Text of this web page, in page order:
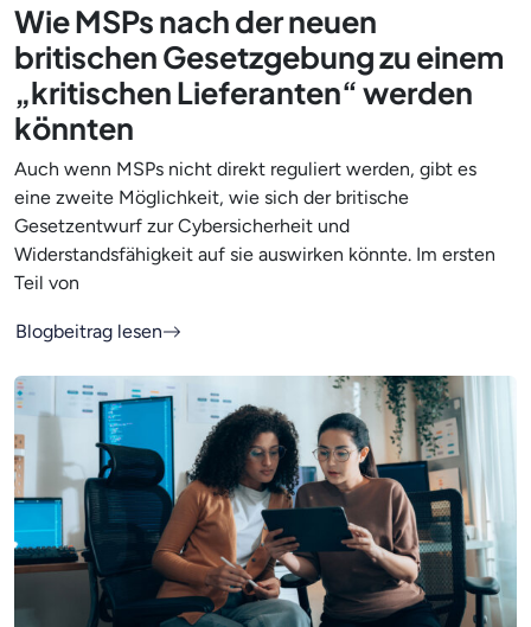
Wie MSPs nach der neuen
britischen Gesetzgebung zu einem
„kritischen Lieferanten“ werden
könnten
Auch wenn MSPs nicht direkt reguliert werden, gibt es
eine zweite Möglichkeit, wie sich der britische
Gesetzentwurf zur Cybersicherheit und
Widerstandsfähigkeit auf sie auswirken könnte. Im ersten
Teil von
Blogbeitrag lesen